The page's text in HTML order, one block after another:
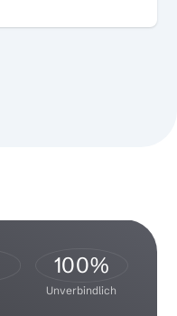
100%
Unverbindlich